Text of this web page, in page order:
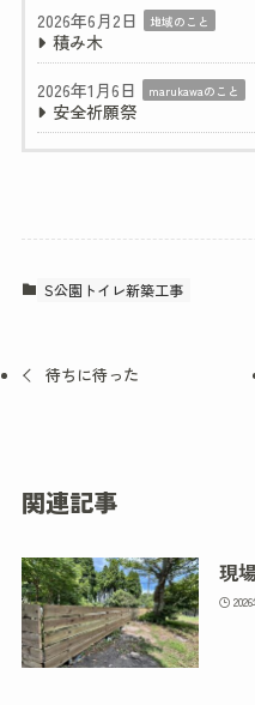
2026年6月2日 地域のこと
積み木
2026年1月6日
marukawaのこと
安全祈願祭
S公園トイレ新築工事
待ちに待った
関連記事
現